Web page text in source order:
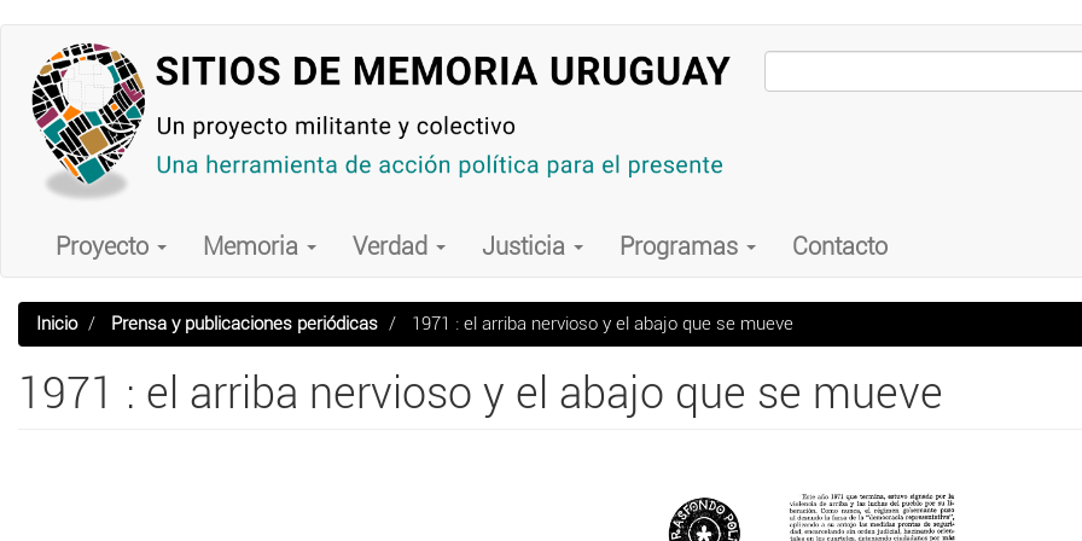
contenido
principal
Main
navigation
Proyecto Memoria Verdad Justicia Programas Contacto
Inicio Prensa y publicaciones periódicas 1971 : el arriba nervioso y el abajo que se mueve
1971 : el arriba nervioso y el abajo que se mueve